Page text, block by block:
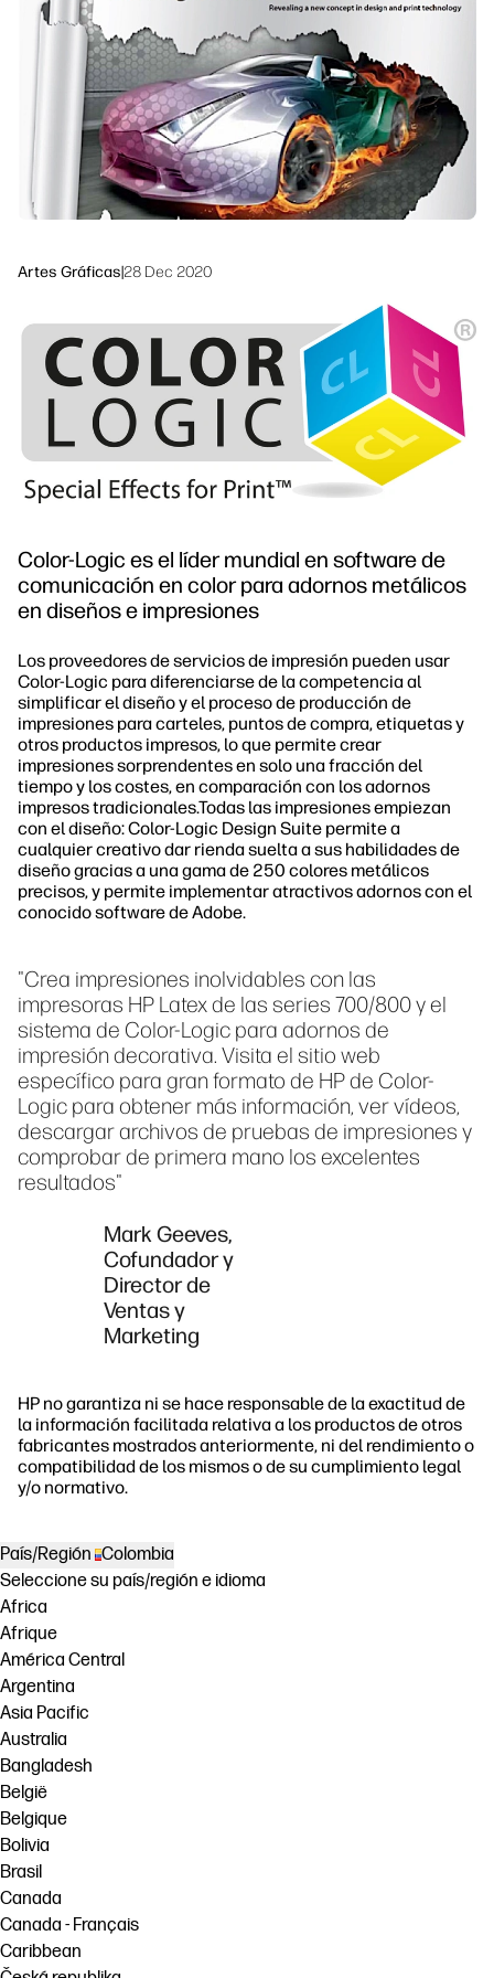
Síguenos
linkedInfacebook
twitteryoutube
Soluciones de flujo de trabajo
Sostenibilidad
Artes Gráficas|28 Dec 2020
Color-Logic es el líder mundial en software de
comunicación en color para adornos metálicos
en diseños e impresiones
Los proveedores de servicios de impresión pueden usar
Color-Logic para diferenciarse de la competencia al
simplificar el diseño y el proceso de producción de
impresiones para carteles, puntos de compra, etiquetas y
otros productos impresos, lo que permite crear
impresiones sorprendentes en solo una fracción del
tiempo y los costes, en comparación con los adornos
impresos tradicionales.Todas las impresiones empiezan
con el diseño: Color-Logic Design Suite permite a
cualquier creativo dar rienda suelta a sus habilidades de
diseño gracias a una gama de 250 colores metálicos
precisos, y permite implementar atractivos adornos con el
conocido software de Adobe.
"Crea impresiones inolvidables con las
impresoras HP Latex de las series 700/800 y el
sistema de Color-Logic para adornos de
impresión decorativa. Visita el sitio web
específico para gran formato de HP de Color-
Logic para obtener más información, ver vídeos,
descargar archivos de pruebas de impresiones y
comprobar de primera mano los excelentes
resultados"
Mark Geeves,
Cofundador y
Director de
Ventas y
Marketing
HP no garantiza ni se hace responsable de la exactitud de
la información facilitada relativa a los productos de otros
fabricantes mostrados anteriormente, ni del rendimiento o
compatibilidad de los mismos o de su cumplimiento legal
y/o normativo.
País/Región Colombia
Seleccione su país/región e idioma
Africa
Afrique
América Central
Argentina
Asia Pacific
Australia
Bangladesh
België
Belgique
Bolivia
Brasil
Canada
Canada - Français
Caribbean